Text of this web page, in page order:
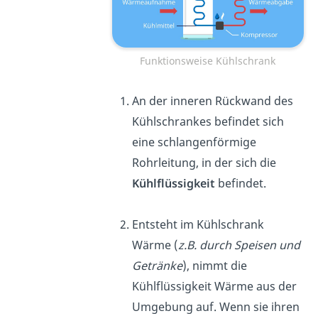
Funktionsweise Kühlschrank
An der inneren Rückwand des
Kühlschrankes befindet sich
eine schlangenförmige
Rohrleitung, in der sich die
Kühlflüssigkeit befindet.
Entsteht im Kühlschrank
Wärme (z.B. durch Speisen und
Getränke), nimmt die
Kühlflüssigkeit Wärme aus der
Umgebung auf. Wenn sie ihren